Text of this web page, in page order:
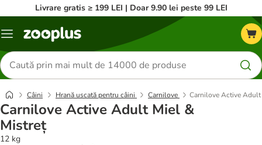
Livrare gratis ≥ 199 LEI | Doar 9.90 lei peste 99 LEI
Categorii
Căutare
produse
Câini Hrană uscată pentru câini Carnilove Carnilove Active
Carnilove Active Adult Miel &
Mistreț
12 kg